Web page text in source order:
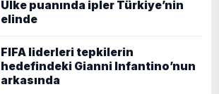
Ülke puanında ipler Türkiye’nin
elinde
FIFA liderleri tepkilerin
hedefindeki Gianni Infantino’nun
arkasında